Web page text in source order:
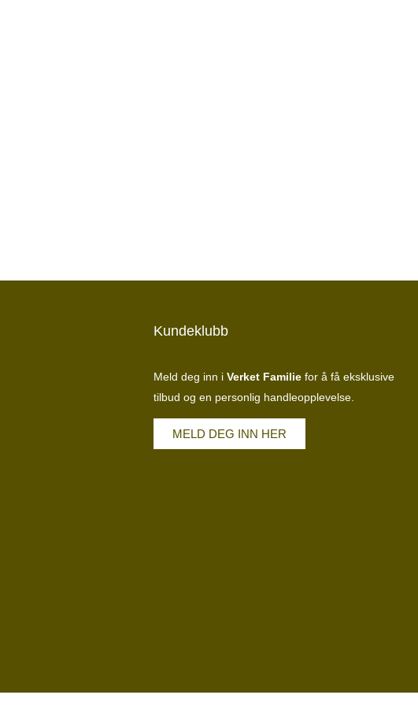
Kundeklubb
Meld deg inn i Verket Familie for å få eksklusive
tilbud og en personlig handleopplevelse.
MELD DEG INN HER